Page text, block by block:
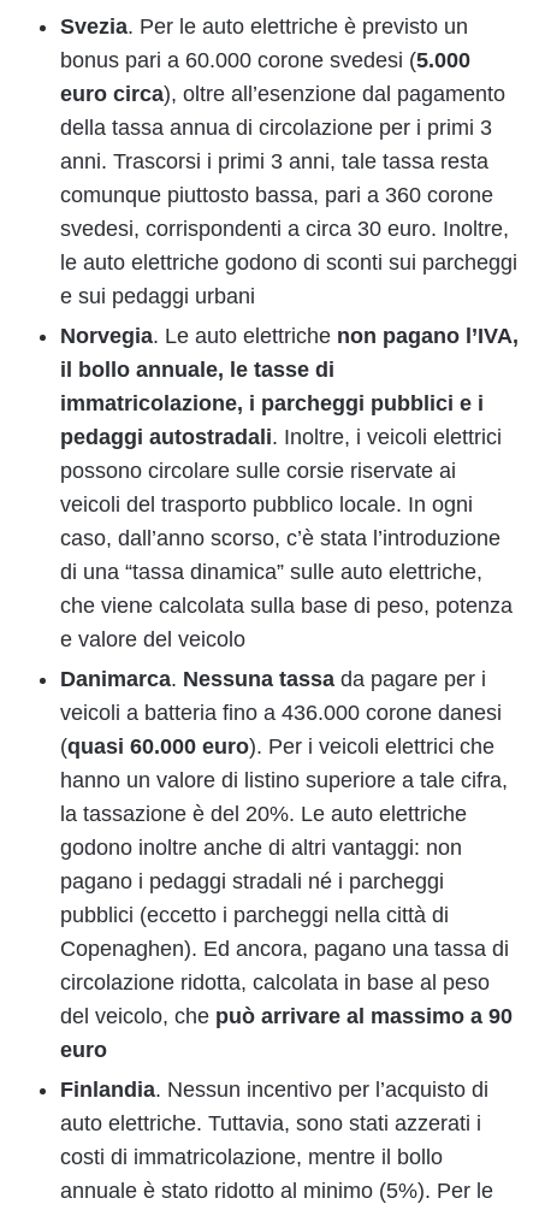
Svezia. Per le auto elettriche è previsto un
bonus pari a 60.000 corone svedesi (5.000
euro circa), oltre all’esenzione dal pagamento
della tassa annua di circolazione per i primi 3
anni. Trascorsi i primi 3 anni, tale tassa resta
comunque piuttosto bassa, pari a 360 corone
svedesi, corrispondenti a circa 30 euro. Inoltre,
le auto elettriche godono di sconti sui parcheggi
e sui pedaggi urbani
Norvegia. Le auto elettriche non pagano l’IVA,
il bollo annuale, le tasse di
immatricolazione, i parcheggi pubblici e i
pedaggi autostradali. Inoltre, i veicoli elettrici
possono circolare sulle corsie riservate ai
veicoli del trasporto pubblico locale. In ogni
caso, dall’anno scorso, c’è stata l’introduzione
di una “tassa dinamica” sulle auto elettriche,
che viene calcolata sulla base di peso, potenza
e valore del veicolo
Danimarca. Nessuna tassa da pagare per i
veicoli a batteria fino a 436.000 corone danesi
(quasi 60.000 euro). Per i veicoli elettrici che
hanno un valore di listino superiore a tale cifra,
la tassazione è del 20%. Le auto elettriche
godono inoltre anche di altri vantaggi: non
pagano i pedaggi stradali né i parcheggi
pubblici (eccetto i parcheggi nella città di
Copenaghen). Ed ancora, pagano una tassa di
circolazione ridotta, calcolata in base al peso
del veicolo, che può arrivare al massimo a 90
euro
Finlandia. Nessun incentivo per l’acquisto di
auto elettriche. Tuttavia, sono stati azzerati i
costi di immatricolazione, mentre il bollo
annuale è stato ridotto al minimo (5%). Per le